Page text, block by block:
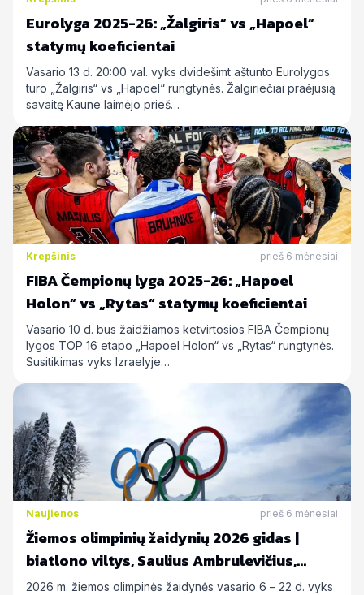
Eurolyga 2025-26: „Žalgiris“ vs „Hapoel“
statymų koeficientai
Vasario 13 d. 20:00 val. vyks dvidešimt aštunto Eurolygos
turo „Žalgiris“ vs „Hapoel“ rungtynės. Žalgiriečiai praėjusią
savaitę Kaune laimėjo prieš…
Krepšinis prieš 6 mėnesiai
FIBA Čempionų lyga 2025-26: „Hapoel
Holon“ vs „Rytas“ statymų koeficientai
Vasario 10 d. bus žaidžiamos ketvirtosios FIBA Čempionų
lygos TOP 16 etapo „Hapoel Holon“ vs „Rytas“ rungtynės.
Susitikimas vyks Izraelyje…
Naujienos prieš 6 mėnesiai
Žiemos olimpinių žaidynių 2026 gidas |
biatlono viltys, Saulius Ambrulevičius,
Allison Reed ir kiti
2026 m. žiemos olimpinės žaidynės vasario 6 – 22 d. vyks